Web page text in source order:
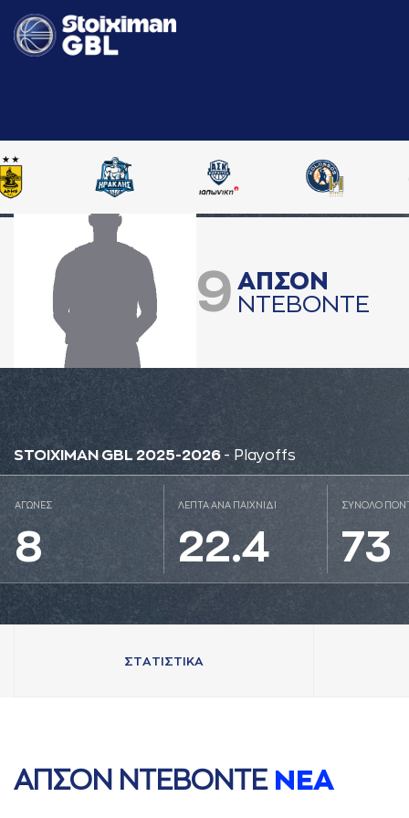
9 AΠΣΟΝ
ΝΤΕΒΟΝΤΕ
STOIXIMAN GBL 2025-2026 - Playoffs
ΑΓΩΝΕΣ
8
ΛΕΠΤΑ ΑΝΑ ΠΑΙΧΝΙΔΙ
22.4
ΣΥΝΟΛΟ
73
ΣΤAΤΙΣΤΙΚA
AΠΣΟΝ ΝΤΕΒΟΝΤΕ ΝΕA